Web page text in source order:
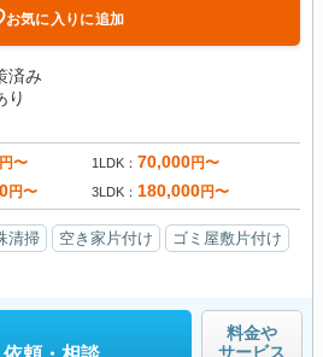
お気に入りに追加
済み
り
円〜 1LDK 70,000円〜
円〜 3LDK 180,000円〜
清掃 空き家片付け
ゴミ屋敷片付け
料金や
サービス